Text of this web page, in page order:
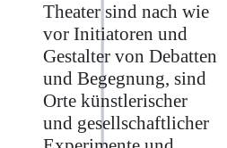
Theater sind nach wie
vor Initiatoren und
Gestalter von Debatten
und Begegnung, sind
Orte künstlerischer
und gesellschaftlicher